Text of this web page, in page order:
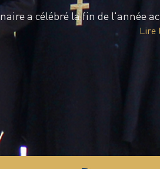
a célébré la fin de l'année
Lire